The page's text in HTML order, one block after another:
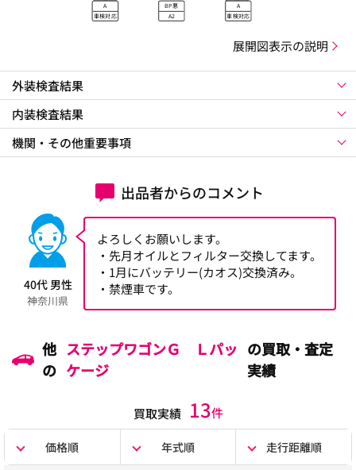
A
車検対応
BP悪
A2
A
車検対応
展開図表示の説明
外装検査結果
内装検査結果
機関・その他重要事項
出品者からのコメント
40代 男性
神奈川県
よろしくお願いします。
・先月オイルとフィルター交換してます。
・1月にバッテリー(カオス)交換済み。
・禁煙車です。
他
の
ステップワゴンＧ Ｌパッ
ケージ
の買取・査定
実績
買取実績 13件
価格順 年式順 走行距離順